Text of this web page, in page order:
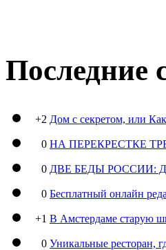
Последние
+2 Дом с секретом, или
0 НА ПЕРЕКРЕСТКЕ
0 ДВЕ БЕДЫ РОССИИ:
0 Бесплатный онлайн
+1 В Амстердаме старую
0 Уникальные ресторан,